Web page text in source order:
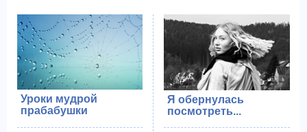
Уроки мудрой
прабабушки
Я обернулась
посмотреть...